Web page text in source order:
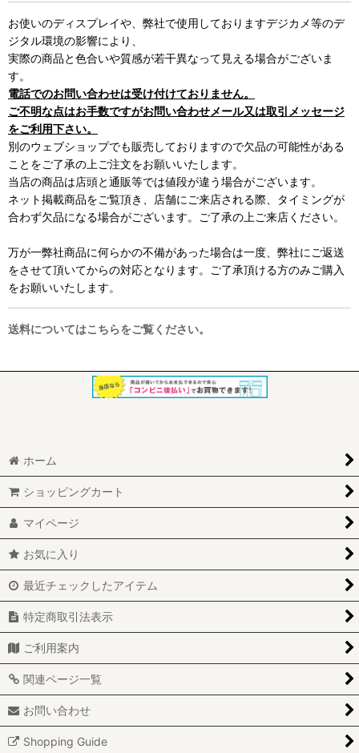
お使いのディスプレイや、弊社で使用しておりますデジカメ等のデ
ジタル環境の影響により、
実際の商品と色合いや質感が若干異なって見える場合がございま
す。
電話でのお問い合わせは受け付けておりません。
ご不明な点はお手数ですがお問い合わせメール又は取引メッセージ
をご利用下さい。
別のウェブショップでも販売しておりますので欠品の可能性がある
ことをご了承の上ご注文をお願いいたします。
当店の商品は店頭と通販等では値段が違う場合がございます。
ネット掲載商品をご覧頂き、店舗にご来店される際、タイミングが
合わず欠品になる場合がございます。ご了承の上ご来店ください。
万が一弊社商品に何らかの不備があった場合は一度、弊社にご返送
をさせて頂いてからの対応となります。ご了承頂ける方のみご購入
をお願いいたします。
送料についてはこちらをご覧ください。
ホーム
ショッピングカート
マイページ
お気に入り
最近チェックしたアイテム
特定商取引法表示
ご利用案内
関連ページ一覧
お問い合わせ
Shopping Guide